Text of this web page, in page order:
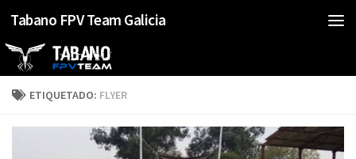
Saltar al contenido
Tabano FPV Team Galicia
ETIQUETADO: FLYER